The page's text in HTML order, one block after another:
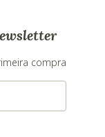
compra